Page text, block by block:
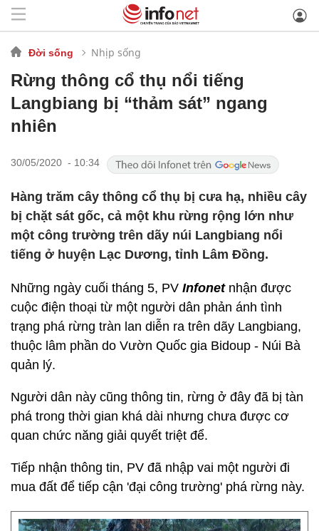
Đời sống Nhịp sống
Rừng thông cổ thụ nổi tiếng
Langbiang bị “thảm sát” ngang
nhiên
30/05/2020 - 10:34
Hàng trăm cây thông cổ thụ bị cưa hạ, nhiều cây
bị chặt sát gốc, cả một khu rừng rộng lớn như
một công trường trên dãy núi Langbiang nổi
tiếng ở huyện Lạc Dương, tỉnh Lâm Đồng.
Những ngày cuối tháng 5, PV Infonetnhận được
cuộc điện thoại từ một người dân phản ánh tình
trạng phá rừng tràn lan diễn ra trên dãy Langbiang,
thuộc lâm phần do Vườn Quốc gia Bidoup - Núi Bà
quản lý.
Người dân này cũng thông tin, rừng ở đây đã bị tàn
phá trong thời gian khá dài nhưng chưa được cơ
quan chức năng giải quyết triệt để.
Tiếp nhận thông tin, PV đã nhập vai một người đi
mua đất để tiếp cận 'đại công trường' phá rừng này.